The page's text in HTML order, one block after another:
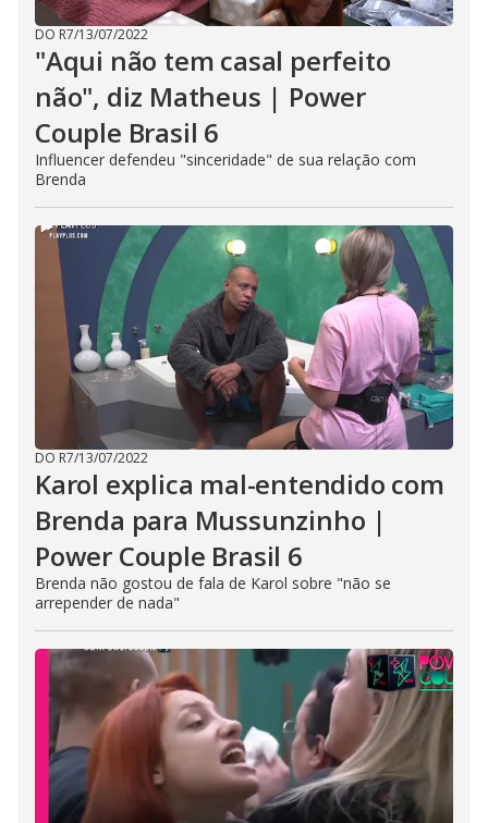
DO R7/13/07/2022
"Aqui não tem casal perfeito
não", diz Matheus | Power
Couple Brasil 6
Influencer defendeu "sinceridade" de sua relação com
Brenda
DO R7/13/07/2022
Karol explica mal-entendido com
Brenda para Mussunzinho |
Power Couple Brasil 6
Brenda não gostou de fala de Karol sobre "não se
arrepender de nada"